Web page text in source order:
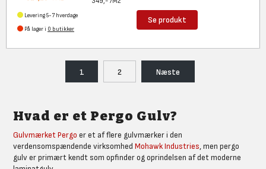
Levering 5-7 hverdage
På lager i 0 butikker
Se produkt
1 2 Næste
Hvad er et Pergo Gulv?
Gulvmærket Pergo er et af flere gulvmærker i den
verdensomspændende virksomhed Mohawk Industries, men pergo
gulv er primært kendt som opfinder og oprindelsen af det moderne